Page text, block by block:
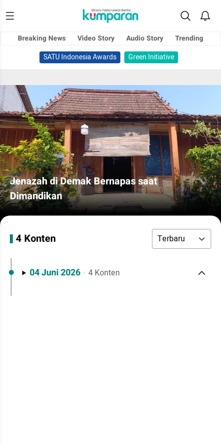
Breaking News Video Story Audio Story
Trending
SATU Indonesia Awards
Green Initiative
Jenazah di Demak Bernapas saat
Dimandikan
4 Konten Terbaru
04 Juni 2026 · 4 Konten